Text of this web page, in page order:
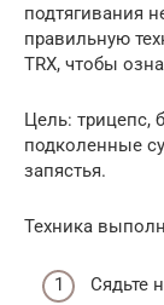
подтягивания
правильную
TRX, чтобы
Цель: трицепс,
подколенные
запястья.
Техника
Сядьте